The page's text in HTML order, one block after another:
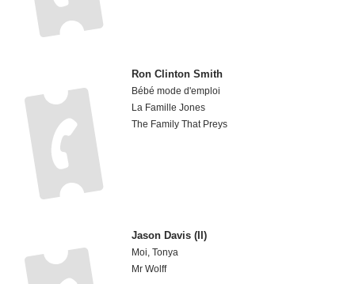
Ron Clinton Smith
Bébé mode d'emploi
La Famille Jones
The Family That Preys
Jason Davis (II)
Moi, Tonya
Mr Wolff